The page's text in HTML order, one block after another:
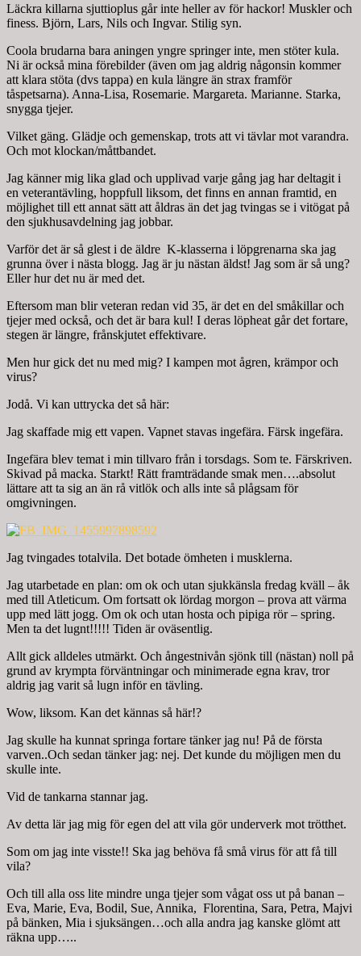
Läckra killarna sjuttioplus går inte heller av för hackor! Muskler och
finess. Björn, Lars, Nils och Ingvar. Stilig syn.
Coola brudarna bara aningen yngre springer inte, men stöter kula.
Ni är också mina förebilder (även om jag aldrig någonsin kommer
att klara stöta (dvs tappa) en kula längre än strax framför
tåspetsarna). Anna-Lisa, Rosemarie. Margareta. Marianne. Starka,
snygga tjejer.
Vilket gäng. Glädje och gemenskap, trots att vi tävlar mot varandra.
Och mot klockan/måttbandet.
Jag känner mig lika glad och upplivad varje gång jag har deltagit i
en veterantävling, hoppfull liksom, det finns en annan framtid, en
möjlighet till ett annat sätt att åldras än det jag tvingas se i vitögat på
den sjukhusavdelning jag jobbar.
Varför det är så glest i de äldre K-klasserna i löpgrenarna ska jag
grunna över i nästa blogg. Jag är ju nästan äldst! Jag som är så ung?
Eller hur det nu är med det.
Eftersom man blir veteran redan vid 35, är det en del småkillar och
tjejer med också, och det är bara kul! I deras löpheat går det fortare,
stegen är längre, frånskjutet effektivare.
Men hur gick det nu med mig? I kampen mot ågren, krämpor och
virus?
Jodå. Vi kan uttrycka det så här:
Jag skaffade mig ett vapen. Vapnet stavas ingefära. Färsk ingefära.
Ingefära blev temat i min tillvaro från i torsdags. Som te. Färskriven.
Skivad på macka. Starkt! Rätt framträdande smak men….absolut
lättare att ta sig an än rå vitlök och alls inte så plågsam för
omgivningen.
Jag tvingades totalvila. Det botade ömheten i musklerna.
Jag utarbetade en plan: om ok och utan sjukkänsla fredag kväll – åk
med till Atleticum. Om fortsatt ok lördag morgon – prova att värma
upp med lätt jogg. Om ok och utan hosta och pipiga rör – spring.
Men ta det lugnt!!!!! Tiden är oväsentlig.
Allt gick alldeles utmärkt. Och ångestnivån sjönk till (nästan) noll på
grund av krympta förväntningar och minimerade egna krav, tror
aldrig jag varit så lugn inför en tävling.
Wow, liksom. Kan det kännas så här!?
Jag skulle ha kunnat springa fortare tänker jag nu! På de första
varven..Och sedan tänker jag: nej. Det kunde du möjligen men du
skulle inte.
Vid de tankarna stannar jag.
Av detta lär jag mig för egen del att vila gör underverk mot trötthet.
Som om jag inte visste!! Ska jag behöva få små virus för att få till
vila?
Och till alla oss lite mindre unga tjejer som vågat oss ut på banan –
Eva, Marie, Eva, Bodil, Sue, Annika, Florentina, Sara, Petra, Majvi
på bänken, Mia i sjuksängen…och alla andra jag kanske glömt att
räkna upp…..